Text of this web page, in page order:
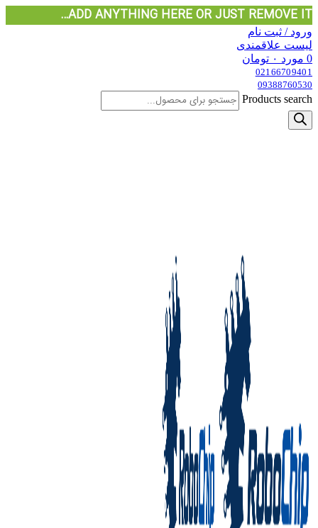
ADD ANYTHING HERE OR JUST REMOVE IT…
ورود / ثبت نام
لیست علاقمندی
0 مورد ۰ تومان
02166709401
09388760530
Products search